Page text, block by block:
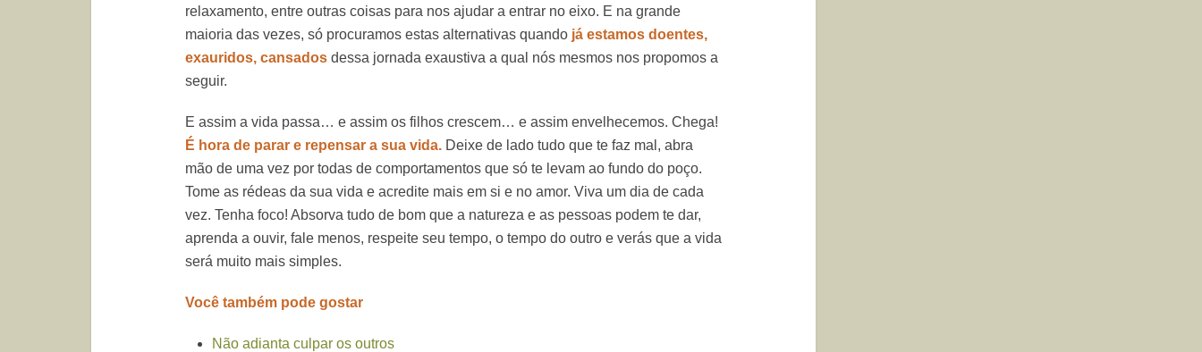
relaxamento, entre outras coisas para nos ajudar a entrar no eixo. E na grande
maioria das vezes, só procuramos estas alternativas quando já estamos doentes,
exauridos, cansados dessa jornada exaustiva a qual nós mesmos nos propomos a
seguir.
E assim a vida passa… e assim os filhos crescem… e assim envelhecemos. Chega!
É hora de parar e repensar a sua vida. Deixe de lado tudo que te faz mal, abra
mão de uma vez por todas de comportamentos que só te levam ao fundo do poço.
Tome as rédeas da sua vida e acredite mais em si e no amor. Viva um dia de cada
vez. Tenha foco! Absorva tudo de bom que a natureza e as pessoas podem te dar,
aprenda a ouvir, fale menos, respeite seu tempo, o tempo do outro e verás que a vida
será muito mais simples.
Você também pode gostar
Não adianta culpar os outros